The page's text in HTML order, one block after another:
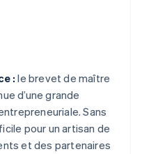
:le brevet de maître
d’une grande
Sans
pour un artisan de
et des partenaires